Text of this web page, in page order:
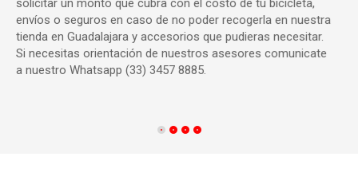
solicitar un monto que cubra con el costo de tu bicicleta,
envíos o seguros en caso de no poder recogerla en nuestra
tienda en Guadalajara y accesorios que pudieras necesitar.
Si necesitas orientación de nuestros asesores comunicate
a nuestro Whatsapp (33) 3457 8885.